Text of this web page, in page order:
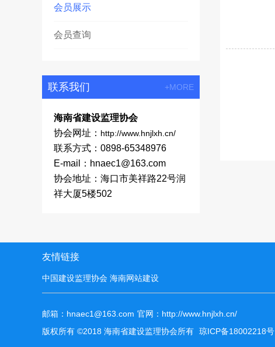
会员展示
会员查询
+MORE
联系我们
海南省建设监理协会
协会网址： http://www.hnjlxh.cn/
联系方式：0898-65348976
E-mail：hnaec1@163.com
协会地址：海口市美祥路22号润
祥大厦5楼502
友情链接
中国建设监理协会 海南网站建设
邮箱：hnaec1@163.com 官网：http://www.hnjlxh.cn/
版权所有 ©2018 海南省建设监理协会所有 琼ICP备18002218号